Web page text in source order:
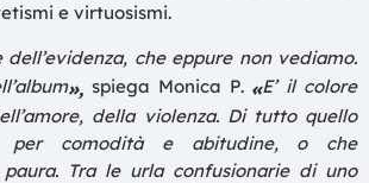
e virtuosismi.
dell’evidenza, che eppure non vediamo.
», spiega Monica P. «E’ il colore
della violenza. Di tutto quello
per comodità e abitudine, o che
Tra le urla confusionarie di uno